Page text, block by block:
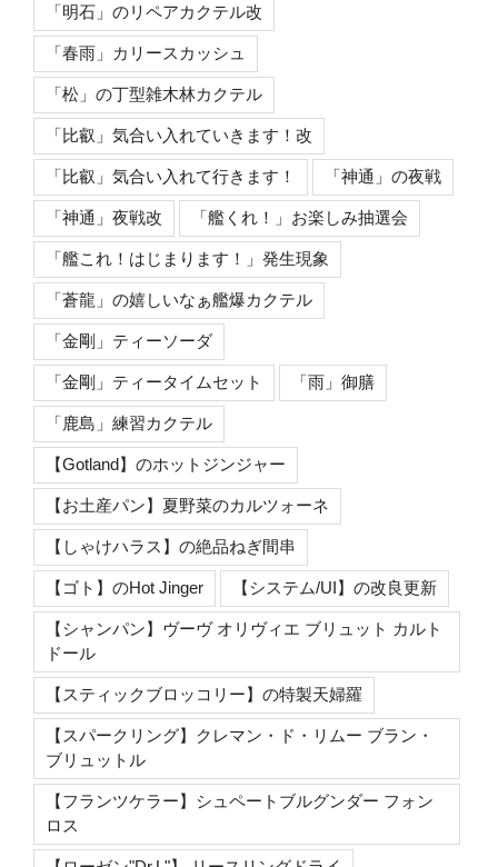
「明石」のリペアカクテル改
「春雨」カリースカッシュ
「松」の丁型雑木林カクテル
「比叡」気合い入れていきます！改
「比叡」気合い入れて行きます！ 「神通」の夜戦
「神通」夜戦改 「艦くれ！」お楽しみ抽選会
「艦これ！はじまります！」発生現象
「蒼龍」の嬉しいなぁ艦爆カクテル
「金剛」ティーソーダ
「金剛」ティータイムセット 「雨」御膳
「鹿島」練習カクテル
【Gotland】のホットジンジャー
【お土産パン】夏野菜のカルツォーネ
【しゃけハラス】の絶品ねぎ間串
【ゴト】のHot Jinger 【システム/UI】の改良更新
【シャンパン】ヴーヴ オリヴィエ ブリュット カルト
ドール
【スティックブロッコリー】の特製天婦羅
【スパークリング】クレマン・ド・リムー ブラン・
ブリュットル
【フランツケラー】シュペートブルグンダー フォン
ロス